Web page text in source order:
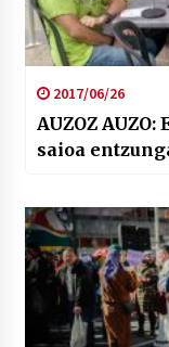
2017/06/26
AUZOZ
saioa